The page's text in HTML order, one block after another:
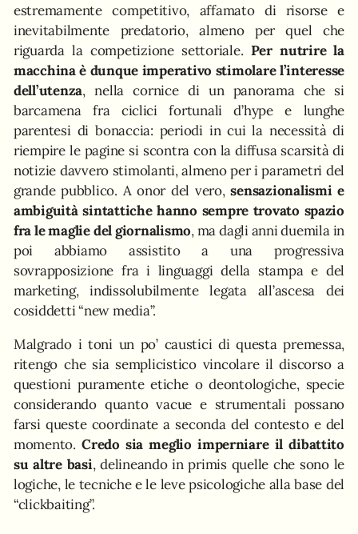
estremamente competitivo, affamato di risorse e
inevitabilmente predatorio, almeno per quel che
riguarda la competizione settoriale. Per nutrire la
macchina è dunque imperativo stimolare l’interesse
dell’utenza, nella cornice di un panorama che si
barcamena fra ciclici fortunali d’hype e lunghe
parentesi di bonaccia: periodi in cui la necessità di
riempire le pagine si scontra con la diffusa scarsità di
notizie davvero stimolanti, almeno per i parametri del
grande pubblico. A onor del vero,sensazionalismi e
ambiguità sintattiche hanno sempre trovato spazio
fra le maglie del giornalismo, ma dagli anni duemila in
poi abbiamo assistito a una progressiva
sovrapposizione fra i linguaggi della stampa e del
marketing, indissolubilmente legata all’ascesa dei
cosiddetti “new media”.
Malgrado i toni un po’ caustici di questa premessa,
ritengo che sia semplicistico vincolare il discorso a
questioni puramente etiche o deontologiche, specie
considerando quanto vacue e strumentali possano
farsi queste coordinate a seconda del contesto e del
momento.Credo sia meglio imperniare il dibattito
su altre basi, delineando in primis quelle che sono le
logiche, le tecniche e le leve psicologiche alla base del
“clickbaiting”.